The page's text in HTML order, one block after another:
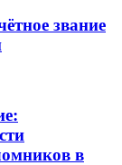
звание
в